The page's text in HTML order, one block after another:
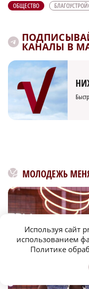
ОБЩЕСТВО
КАНАЛЫ В
МОЛОДЕЖЬ
Используя сайт
использованием
Политике